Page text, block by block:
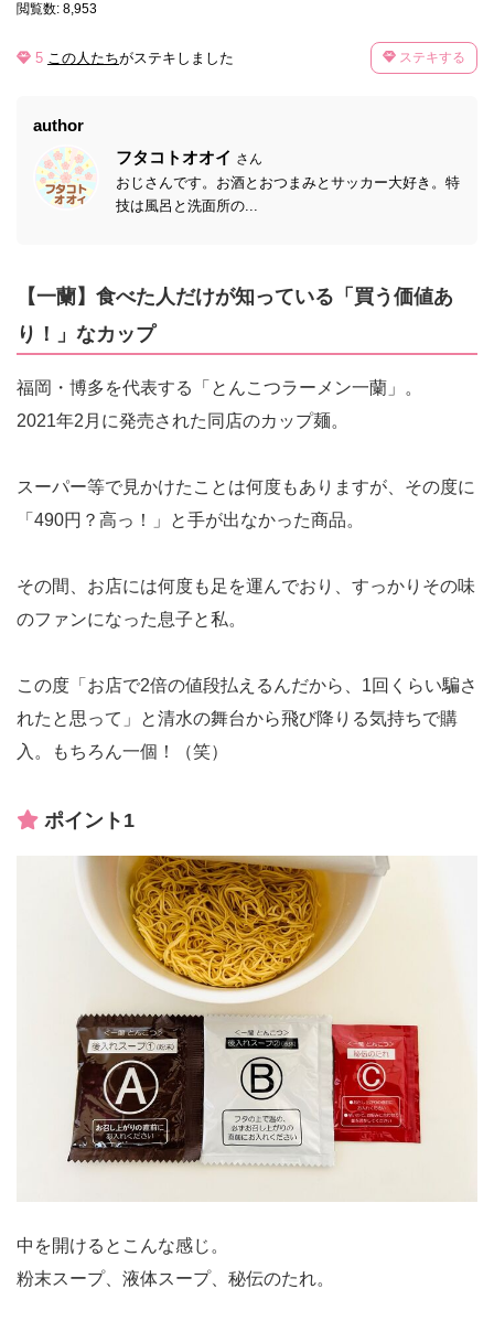
閲覧数: 8,953
5 この人たちがステキしました ステキする
author
フタコトオオイ さん
おじさんです。お酒とおつまみとサッカー大好き。特
技は風呂と洗面所の...
【一蘭】食べた人だけが知っている「買う価値あ
り！」なカップ
福岡・博多を代表する「とんこつラーメン一蘭」。
2021年2月に発売された同店のカップ麺。
スーパー等で見かけたことは何度もありますが、その度に
「490円？高っ！」と手が出なかった商品。
その間、お店には何度も足を運んでおり、すっかりその味
のファンになった息子と私。
この度「お店で2倍の値段払えるんだから、1回くらい騙さ
れたと思って」と清水の舞台から飛び降りる気持ちで購
入。もちろん一個！（笑）
ポイント1
中を開けるとこんな感じ。
粉末スープ、液体スープ、秘伝のたれ。